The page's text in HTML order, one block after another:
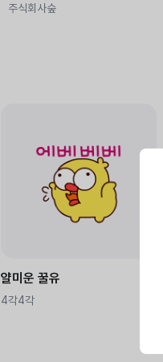
주식회사숲
얄미운 꿀유
4각4각